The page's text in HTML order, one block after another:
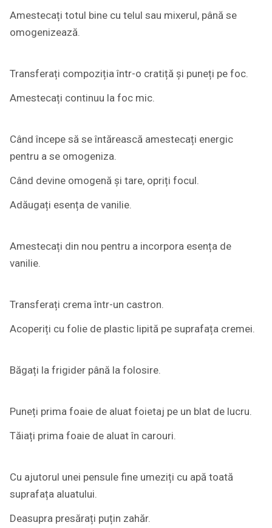
Amestecați totul bine cu telul sau mixerul, până se
omogenizează.
Transferați compoziția într-o cratiță și puneți pe foc.
Amestecați continuu la foc mic.
Când începe să se întărească amestecați energic
pentru a se omogeniza.
Când devine omogenă și tare, opriți focul.
Adăugați esența de vanilie.
Amestecați din nou pentru a incorpora esența de
vanilie.
Transferați crema într-un castron.
Acoperiți cu folie de plastic lipită pe suprafața cremei.
Băgați la frigider până la folosire.
Puneți prima foaie de aluat foietaj pe un blat de lucru.
Tăiați prima foaie de aluat în carouri.
Cu ajutorul unei pensule fine umeziți cu apă toată
suprafața aluatului.
Deasupra presărați puțin zahăr.